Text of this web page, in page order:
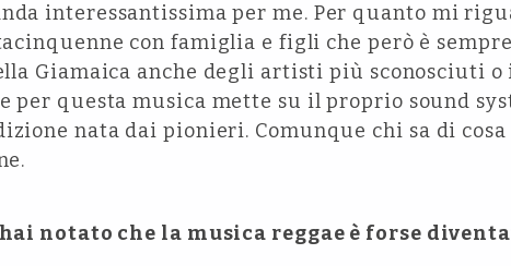
interessantissima per me. Per quanto mi
con famiglia e figli che però è
Giamaica anche degli artisti più sconosciuti
per questa musica mette su il proprio sound
nata dai pionieri. Comunque chi sa di cosa
notato che la musica reggae è forse